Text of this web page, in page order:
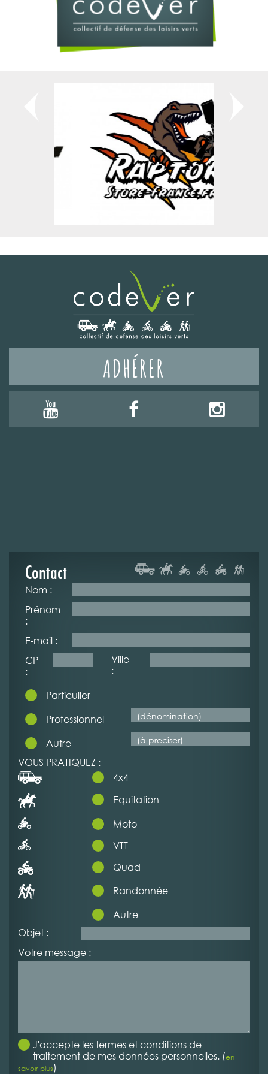
ADHÉRER
Contact
Nom :
Prénom
:
E-mail :
CP
:
Ville
:
Particulier
Professionnel
Autre
VOUS PRATIQUEZ :
4x4
Equitation
Moto
VTT
Quad
Randonnée
Autre
Objet :
Votre message :
J'accepte les termes et conditions de
traitement de mes données personnelles. (en
savoir plus)